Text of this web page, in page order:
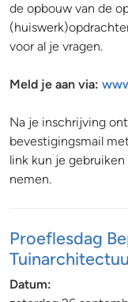
de opbouw van de
voor al je vragen.
Meld je aan via:
Na je inschrijving
bevestigingsmail
link kun je
nemen.
Proeflesdag
Datum: